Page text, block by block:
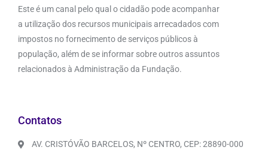
Este é um canal pelo qual o cidadão pode acompanhar
a utilização dos recursos municipais arrecadados com
impostos no fornecimento de serviços públicos à
população, além de se informar sobre outros assuntos
relacionados à Administração da Fundação.
Contatos
AV. CRISTÓVÃO BARCELOS, Nº CENTRO, CEP: 28890-000